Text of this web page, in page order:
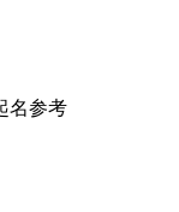
名参考